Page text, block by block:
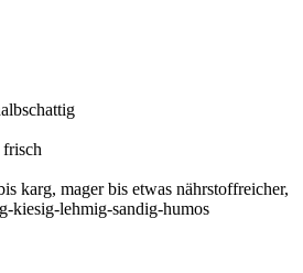
karg, mager bis etwas nährstoffreicher,
kiesig-lehmig-sandig-humos